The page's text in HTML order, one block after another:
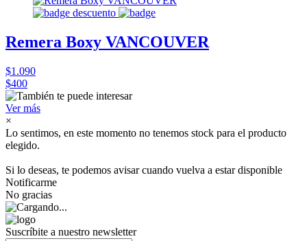
Remera Boxy VANCOUVER
$1.090
$400
Ver más
×
Lo sentimos, en este momento no tenemos stock para el producto
elegido.
Si lo deseas, te podemos avisar cuando vuelva a estar disponible
Notificarme
No gracias
Suscríbite a nuestro newsletter